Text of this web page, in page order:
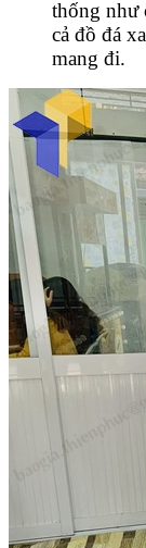
thống như
cả đồ đá
mang đi.